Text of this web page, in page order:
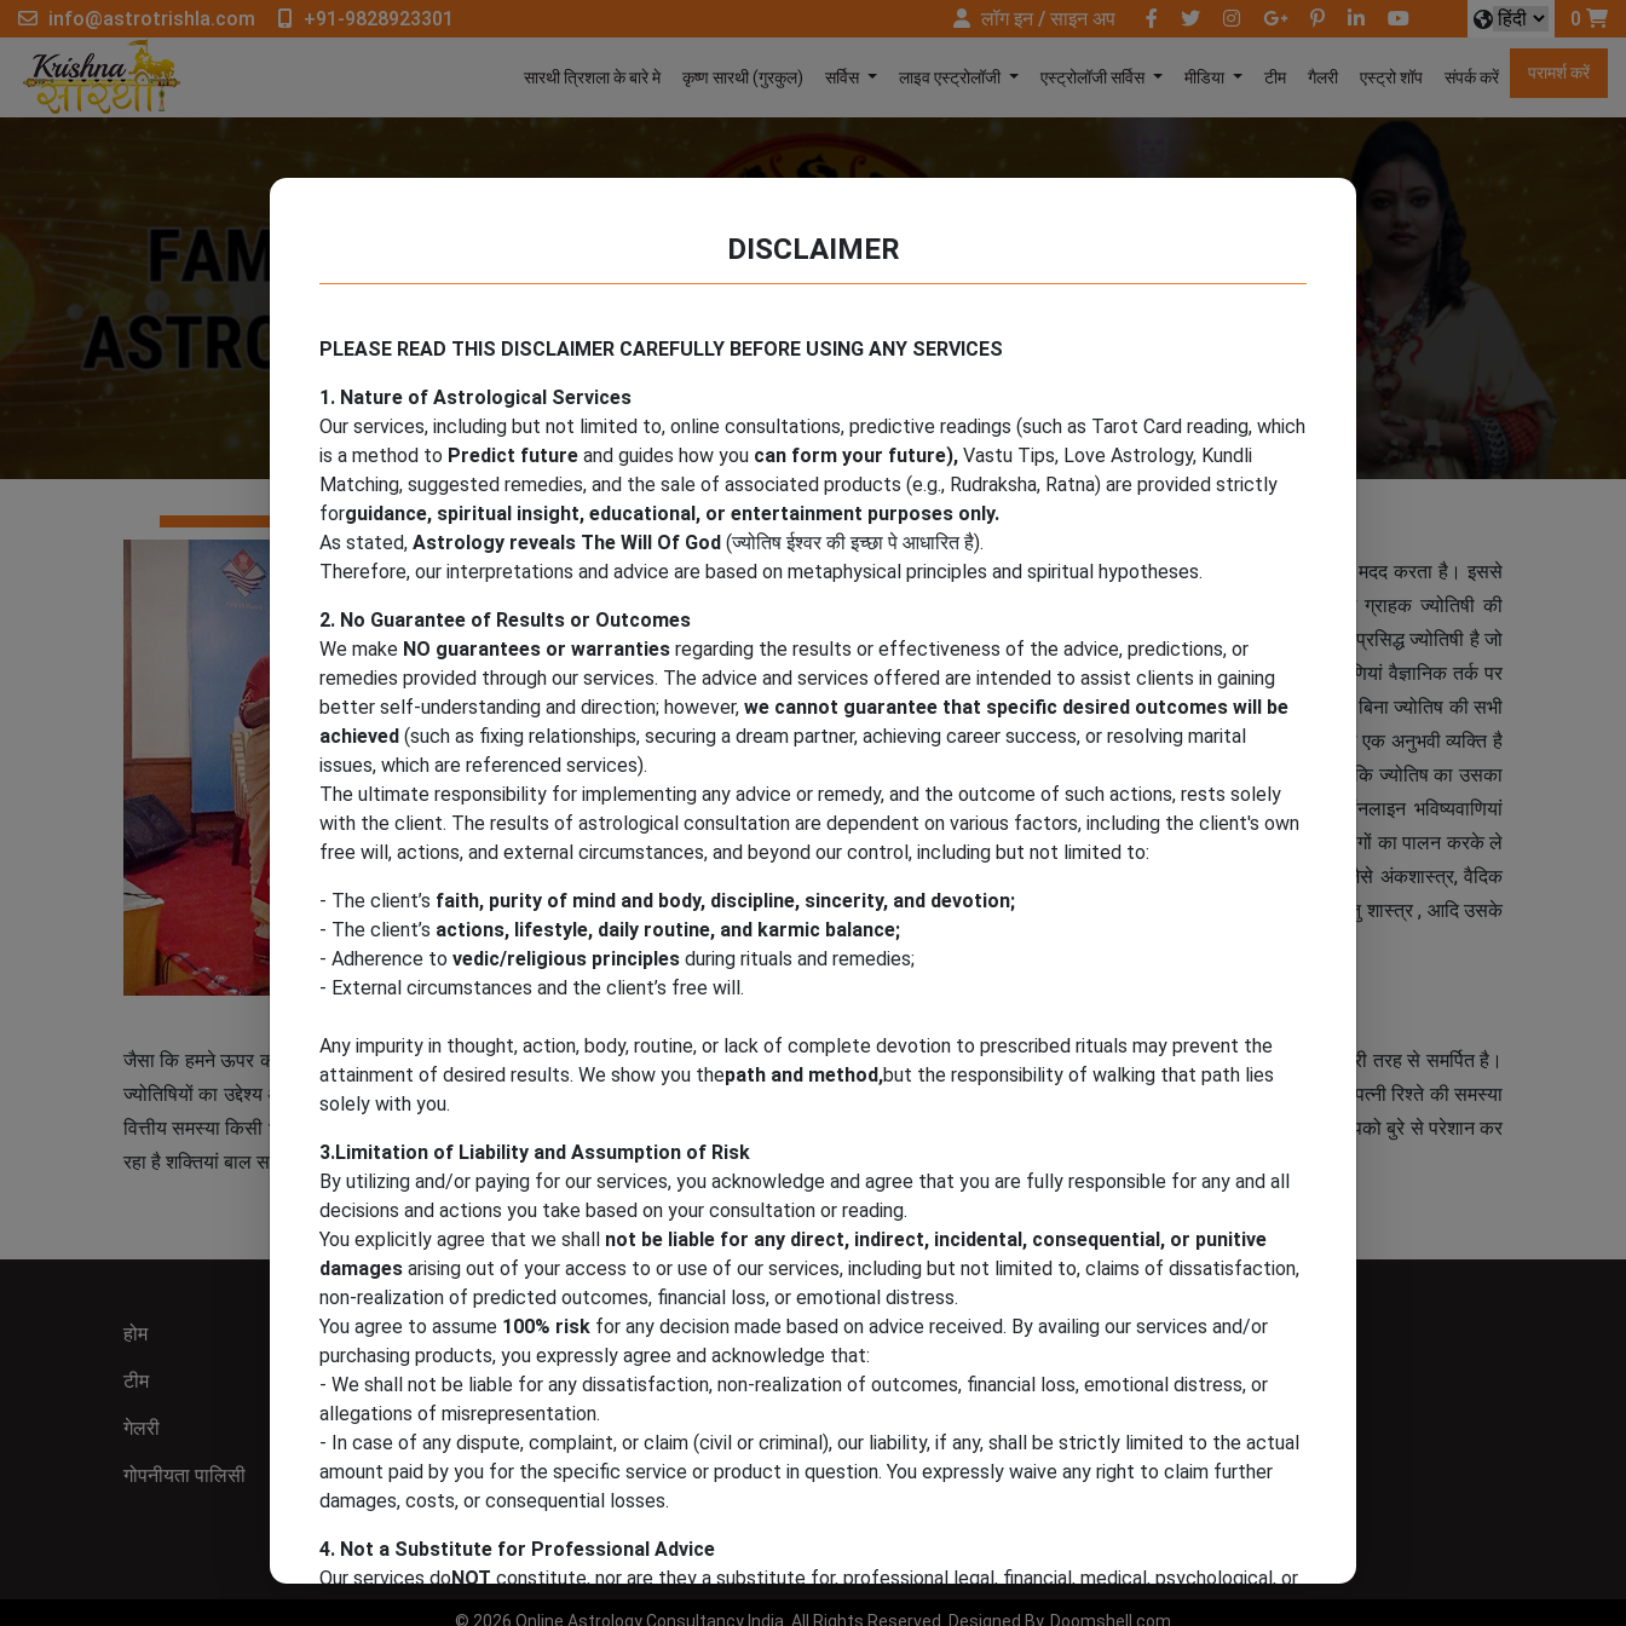
info@astrotrishla.com +91-9828923301 लॉग इन / साइन अप 0
सारथी त्रिशला के बारे मे कृष्ण सारथी (गुरकुल) सर्विस लाइव एस्ट्रोलॉजी एस्ट्रोलॉजी सर्विस मीडिया टीम गैलरी एस्ट्रो शॉप संपर्क करें परामर्श करें
टूटे हुए रिश्ते को कैसे ठीक करें
विश्व प्रसिद्ध ज्योतिषी वह है जो व्यक्ति के जीवन के बारे में सही भविष्यवाणियां करता है जो उन्हें सही निर्णय लेने में मदद करता है। इससे
कोई फर्क नहीं पड़ता कि वे समाधान कैसे ढूंढते हैं और वे पूर्वानुमान की भविष्यवाणी कैसे करते हैं। यदि कोई ग्राहक ज्योतिषी की
भविष्यवाणियों से संतुष्ट है तो यह निश्चित है कि ज्योतिषी को दुनिया भर में लोकप्रियता मिलेगी। ज्योतिषी वही विश्व प्रसिद्ध ज्योतिषी है जो
हमेशा सही परिणामों की भविष्यवाणी करता है और उसके ग्राहक परिणामों से संतुष्ट होते हैं। ज्योतिष की भविष्यवाणियां वैज्ञानिक तर्क पर
आधारित होती हैं या यह एक ऐसा विज्ञान है जो खगोलीय पिंडों के पीछे के विज्ञान को पढ़ता है। इन खगोलीय पिंडों के बिना ज्योतिष की सभी
भविष्यवाणी कुछ भी नहीं है क्योंकि ये ऐसे ग्रह हैं जो आपके जीवन को बनाते या नष्ट करते हैं। ज्योतिषी कई वर्षों का एक अनुभवी व्यक्ति है
जो ग्राहकों को अपना अनुभव प्रदान करने के लिए सक्रिय है। वह वह है जिसका नाम पूरी दुनिया में काफी है क्योंकि ज्योतिष का उसका
ज्ञान काफी प्रसिद्ध है। ऑनलाइन विश्व प्रसिद्ध ज्योतिषी इंडिया डेली ऑनलाइन उनकी राशि के अनुसार ऑनलाइन भविष्यवाणियां
वेबसाइटों पर प्रकाशित की जाती हैं और आप इन भविष्यवाणियों को ईमेल सुविधा, संदेशों या सोशल मीडिया अनुप्रयोगों का पालन करके ले
सकते हैं। भारत में, वह सर्वोच्च विश्व प्रसिद्ध ज्योतिषी हैं, जो ज्योतिष की प्रत्येक प्रकार की सेवा में विशेषज्ञ हैं जैसे अंकशास्त्र, वैदिक
ज्योतिष, हस्तरेखा, कुंडली, कुंडलिनी मंगनी और प्रेम ज्योतिष की अन्य विभिन्न सेवाएं, शनि पूजा, ग्रह दोष पूजा, वास्तु शास्त्र , आदि उसके
कुछ शक्तिशाली विशेषज्ञता विषय हैं।
जैसा कि हमने ऊपर कहा कि ज्योतिष एक प्रकार का विज्ञान है लेकिन ग्रहों की इस प्राकृतिक शक्ति का विज्ञान से संबंध केवल अनुभवी ज्योतिषी के नियंत्रण में है जो इस विषय के लिए पूरी तरह से समर्पित है।
ज्योतिषियों का उद्देश्य अधिकतम समस्याओं को बिना किसी नकारात्मक प्रभाव के हल करना है। यहां उन समस्याओं की सूची दी गई है जिन्हें वह बहुत अच्छी तरह से हल कर सकता है- पति पत्नी रिश्ते की समस्या
वित्तीय समस्या किसी भी तरह की प्रेम समस्या जैसे अंतर्जातीय विवाह समस्या, प्यार वापस पाना करियर की समस्या किसी भी अदालती मामले में फंसना पारिवारिक समस्या समाधान कोई आपको बुरे से परेशान कर
रहा है शक्तियां बाल समस्या समाधान ये कुछ समस्याएं हैं जिनका वर्णन यहां किया गया है और यहां तक कि आप किसी भी समस्या को हल करने के लिए उनकी सेवाएं भी ले सकते हैं।
होम हमारे बारे में
टीम वीडियो
गेलरी संपर्क
गोपनीयता पालिसी साइट मैप
+91-9828923301
info@astrotrishla.com
+91-9828923301
© 2026 Online Astrology Consultancy India. All Rights Reserved. Designed By. Doomshell.com
DISCLAIMER
PLEASE READ THIS DISCLAIMER CAREFULLY BEFORE USING ANY SERVICES
1. Nature of Astrological Services
Our services, including but not limited to, online consultations, predictive readings (such as Tarot Card reading, which
is a method to Predict future and guides how you can form your future), Vastu Tips, Love Astrology, Kundli
Matching, suggested remedies, and the sale of associated products (e.g., Rudraksha, Ratna) are provided strictly
forguidance, spiritual insight, educational, or entertainment purposes only.
As stated, Astrology reveals The Will Of God (ज्योतिष ईश्वर की इच्छा पे आधारित है).
Therefore, our interpretations and advice are based on metaphysical principles and spiritual hypotheses.
2. No Guarantee of Results or Outcomes
We make NO guarantees or warranties regarding the results or effectiveness of the advice, predictions, or
remedies provided through our services. The advice and services offered are intended to assist clients in gaining
better self-understanding and direction; however, we cannot guarantee that specific desired outcomes will be
achieved (such as fixing relationships, securing a dream partner, achieving career success, or resolving marital
issues, which are referenced services).
The ultimate responsibility for implementing any advice or remedy, and the outcome of such actions, rests solely
with the client. The results of astrological consultation are dependent on various factors, including the client's own
free will, actions, and external circumstances, and beyond our control, including but not limited to:
- The client’s faith, purity of mind and body, discipline, sincerity, and devotion;
- The client’s actions, lifestyle, daily routine, and karmic balance;
- Adherence to vedic/religious principles during rituals and remedies;
- External circumstances and the client’s free will.
Any impurity in thought, action, body, routine, or lack of complete devotion to prescribed rituals may prevent the
attainment of desired results. We show you thepath and method,but the responsibility of walking that path lies
solely with you.
3.Limitation of Liability and Assumption of Risk
By utilizing and/or paying for our services, you acknowledge and agree that you are fully responsible for any and all
decisions and actions you take based on your consultation or reading.
You explicitly agree that we shall not be liable for any direct, indirect, incidental, consequential, or punitive
damages arising out of your access to or use of our services, including but not limited to, claims of dissatisfaction,
non-realization of predicted outcomes, financial loss, or emotional distress.
You agree to assume 100% risk for any decision made based on advice received. By availing our services and/or
purchasing products, you expressly agree and acknowledge that:
- We shall not be liable for any dissatisfaction, non-realization of outcomes, financial loss, emotional distress, or
allegations of misrepresentation.
- In case of any dispute, complaint, or claim (civil or criminal), our liability, if any, shall be strictly limited to the actual
amount paid by you for the specific service or product in question. You expressly waive any right to claim further
damages, costs, or consequential losses.
4. Not a Substitute for Professional Advice
Our services doNOT constitute, nor are they a substitute for, professional legal, financial, medical, psychological, or